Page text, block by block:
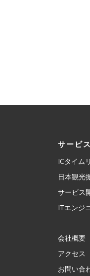
サービス
ICタイム
日本観光
サービス
ITエンジ
会社概要
アクセス
お問い合